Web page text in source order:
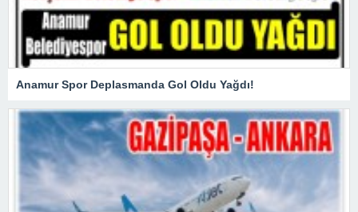
Anamur Spor Deplasmanda Gol Oldu Yağdı!